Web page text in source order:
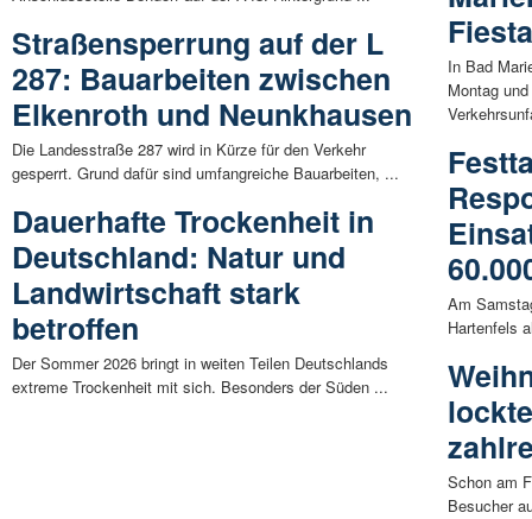
Straßensperrung auf der L
287: Bauarbeiten zwischen
Elkenroth und Neunkhausen
Die Landesstraße 287 wird in Kürze für den Verkehr
gesperrt. Grund dafür sind umfangreiche Bauarbeiten, ...
Dauerhafte Trockenheit in
Deutschland: Natur und
Landwirtschaft stark
betroffen
Der Sommer 2026 bringt in weiten Teilen Deutschlands
extreme Trockenheit mit sich. Besonders der Süden ...
In Bad
Montag
Am
Hartenfels
Schon am
Besucher